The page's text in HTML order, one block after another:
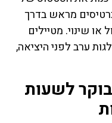
מראש בדרך
שינוי. מטיילים
ערב לפני היציאה,
לשעות